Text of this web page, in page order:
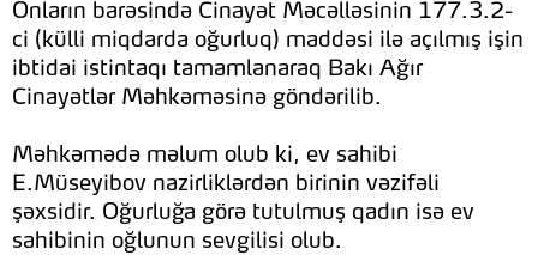
Onların barəsində Cinayət Məcəlləsinin 177.3.2-
ci (külli miqdarda oğurluq) maddəsi ilə açılmış işin
ibtidai istintaqı tamamlanaraq Bakı Ağır
Cinayətlər Məhkəməsinə göndərilib.
Məhkəmədə məlum olub ki, ev sahibi
E.Müseyibov nazirliklərdən birinin vəzifəli
şəxsidir. Oğurluğa görə tutulmuş qadın isə ev
sahibinin oğlunun sevgilisi olub.